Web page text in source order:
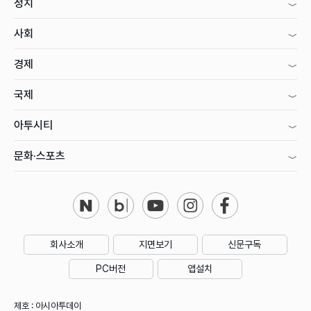
정치
사회
경제
국제
아투시티
문화·스포츠
회사소개 지면보기 신문구독
PC버전 앱설치
제호 : 아시아투데이